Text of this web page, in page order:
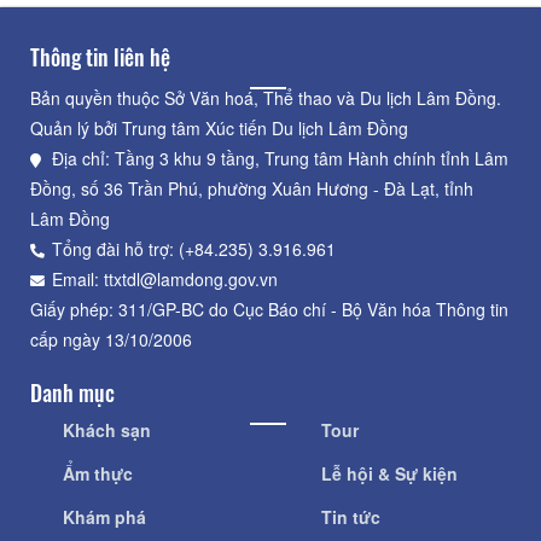
Thông tin liên hệ
Bản quyền thuộc Sở Văn hoá, Thể thao và Du lịch Lâm Đồng.
Quản lý bởi Trung tâm Xúc tiến Du lịch Lâm Đồng
Địa chỉ: Tầng 3 khu 9 tầng, Trung tâm Hành chính tỉnh Lâm
Đồng, số 36 Trần Phú, phường Xuân Hương - Đà Lạt, tỉnh
Lâm Đồng
Tổng đài hỗ trợ: (+84.235) 3.916.961
Email: ttxtdl@lamdong.gov.vn
Giấy phép: 311/GP-BC do Cục Báo chí - Bộ Văn hóa Thông tin
cấp ngày 13/10/2006
Danh mục
Khách sạn
Ẩm thực
Khám phá
Tour
Lễ hội & Sự kiện
Tin tức